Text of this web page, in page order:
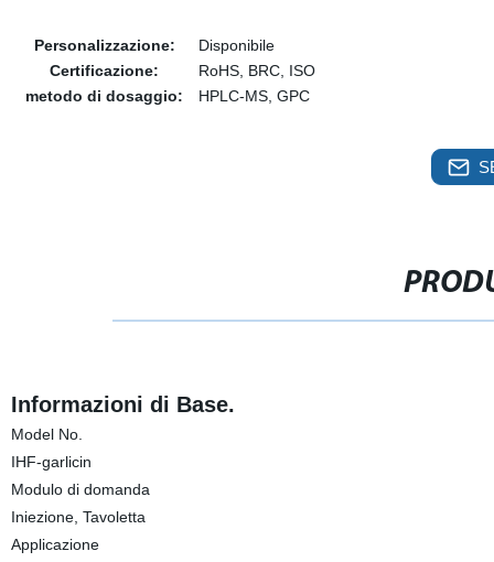
Personalizzazione:
Disponibile
Certificazione:
RoHS, BRC, ISO
metodo di dosaggio:
HPLC-MS, GPC
Informazioni di Base.
Model No.
IHF-garlicin
Modulo di domanda
Iniezione, Tavoletta
Applicazione